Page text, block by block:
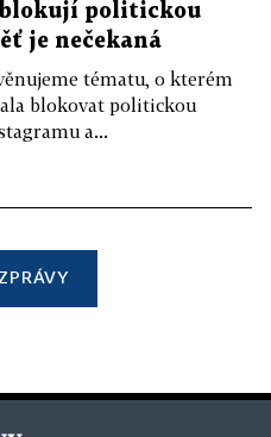
politickou
je nečekaná
tématu, o kterém
blokovat politickou
a...